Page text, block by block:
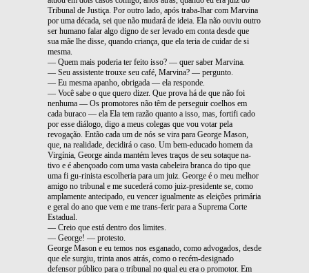
Tribunal de Justiça. Por outro lado, após traba-lhar com Marvina
por uma década, sei que não mudará de ideia. Ela não ouviu outro
ser humano falar algo digno de ser levado em conta desde que
sua mãe lhe disse, quando criança, que ela teria de cuidar de si
mesma.
— Quem mais poderia ter feito isso? — quer saber Marvina.
— Seu assistente trouxe seu café, Marvina? — pergunto.
— Eu mesma apanho, obrigada — ela responde.
— Você sabe o que quero dizer. Que prova há de que não foi
nenhuma — Os promotores não têm de perseguir coelhos em
cada buraco — ela Ela tem razão quanto a isso, mas, fortifi cado
por esse diálogo, digo a meus colegas que vou votar pela
revogação. Então cada um de nós se vira para George Mason,
que, na realidade, decidirá o caso. Um bem-educado homem da
Virgínia, George ainda mantém leves traços de seu sotaque na-
tivo e é abençoado com uma vasta cabeleira branca do tipo que
uma fi gu-rinista escolheria para um juiz. George é o meu melhor
amigo no tribunal e me sucederá como juiz-presidente se, como
amplamente antecipado, eu vencer igualmente as eleições primária
e geral do ano que vem e me trans-ferir para a Suprema Corte
Estadual.
— Creio que está dentro dos limites.
— George! — protesto.
George Mason e eu temos nos esganado, como advogados, desde
que ele surgiu, trinta anos atrás, como o recém-designado
defensor público para o tribunal no qual eu era o promotor. Em